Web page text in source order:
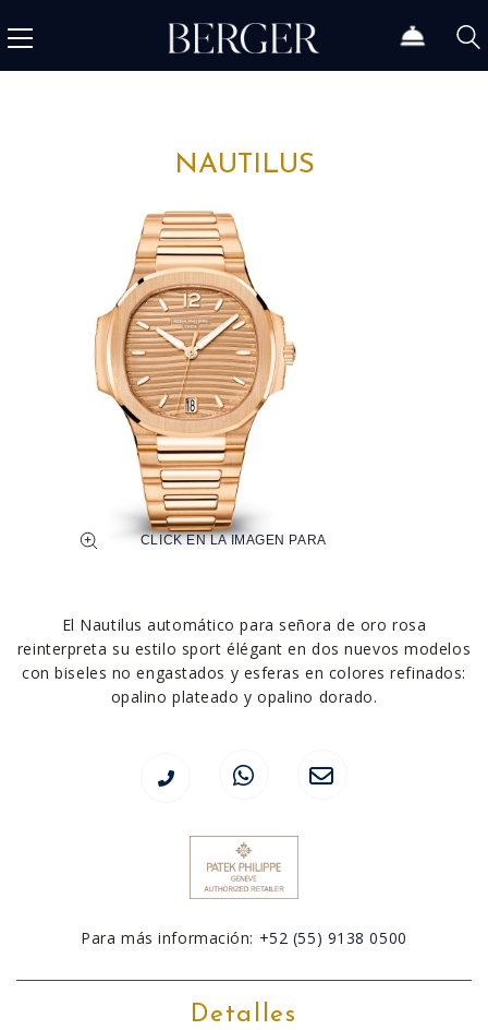
NAUTILUS
El Nautilus automático para señora de oro rosa
reinterpreta su estilo sport élégant en dos nuevos modelos
con biseles no engastados y esferas en colores refinados:
opalino plateado y opalino dorado.
Para más información: +52 (55) 9138 0500
Detalles